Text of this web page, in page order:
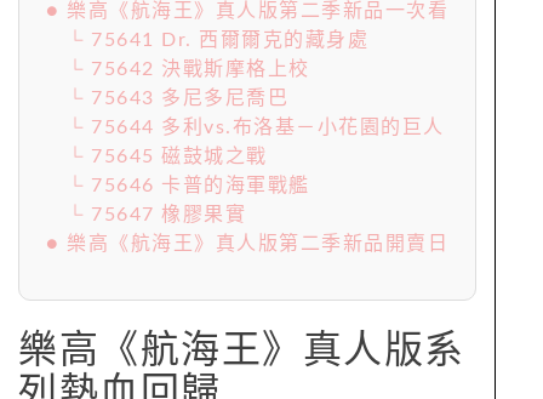
● 樂高《航海王》真人版第二季新品一次看
└ 75641 Dr. 西爾爾克的藏身處
└ 75642 決戰斯摩格上校
└ 75643 多尼多尼喬巴
└ 75644 多利vs.布洛基－小花園的巨人
└ 75645 磁鼓城之戰
└ 75646 卡普的海軍戰艦
└ 75647 橡膠果實
● 樂高《航海王》真人版第二季新品開賣日
樂高《航海王》真人版系